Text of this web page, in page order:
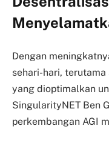
Dengan
sehari-hari, terutama
yang dioptimalkan
SingularityNET Ben
perkembangan AGI